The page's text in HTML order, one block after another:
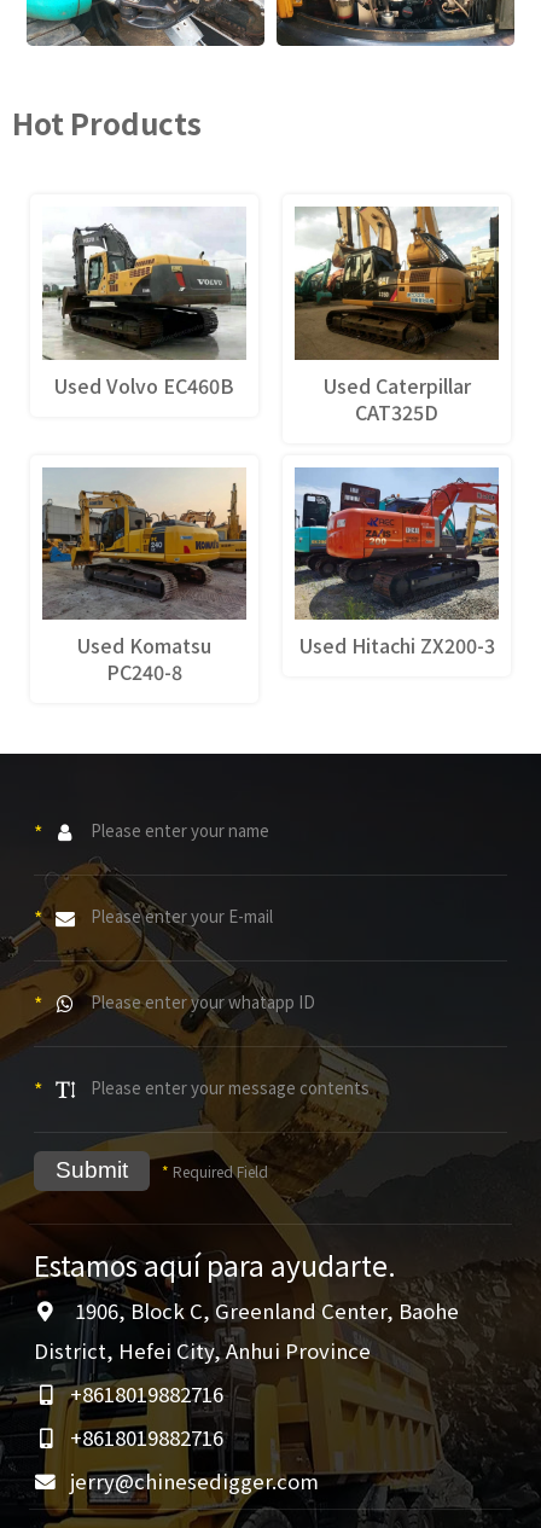
Hot Products
Used Volvo EC460B
Used Caterpillar
CAT325D
Used Komatsu
PC240-8
Used Hitachi ZX200-3
Estamos aquí para ayudarte.
1906, Block C, Greenland Center, Baohe
District, Hefei City, Anhui Province
+8618019882716
+8618019882716
jerry@chinesedigger.com
*
*
*
*
Submit * Required Field